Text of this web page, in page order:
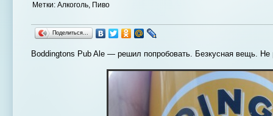
Метки: Алкоголь, Пиво
Поделиться…
Boddingtons Pub Ale — решил попробовать. Безкусная вещь.